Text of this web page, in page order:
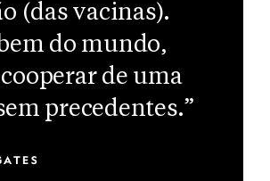
(das vacinas).
do mundo,
de uma
precedentes.”